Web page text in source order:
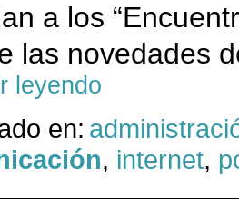
a los
las novedades
leyendo
en:
, internet,